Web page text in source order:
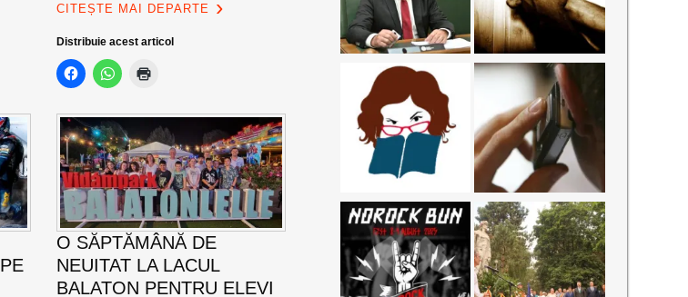
CITEȘTE MAI DEPARTE
Distribuie acest articol
O SĂPTĂMÂNĂ DE
NEUITAT LA LACUL
BALATON PENTRU ELEVI